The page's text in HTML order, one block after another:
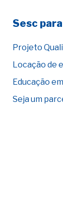
Sesc
Projeto
Locação de
Educação
Seja um